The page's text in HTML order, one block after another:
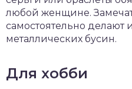
любой женщине.
самостоятельно делают
металлических бусин.
Для хобби